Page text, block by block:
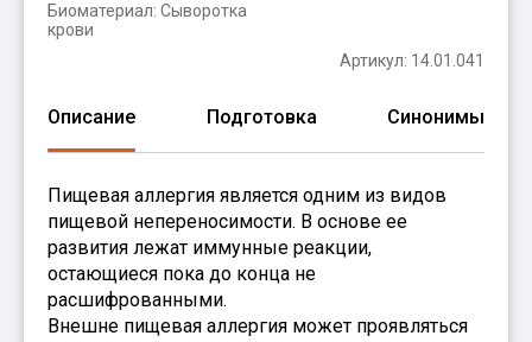
Биоматериал: Сыворотка
крови
Артикул: 14.01.041
Описание Подготовка Синонимы
Пищевая аллергия является одним из видов
пищевой непереносимости. В основе ее
развития лежат иммунные реакции,
остающиеся пока до конца не
расшифрованными.
Внешне пищевая аллергия может проявляться